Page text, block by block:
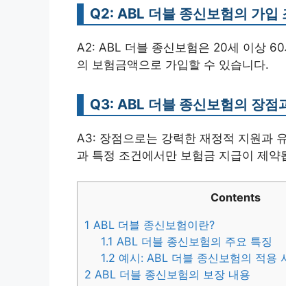
Q2: ABL 더블 종신보험의 가입
A2: ABL 더블 종신보험은 20세 이상
의 보험금액으로 가입할 수 있습니다.
Q3: ABL 더블 종신보험의 장점
A3: 장점으로는 강력한 재정적 지원과
과 특정 조건에서만 보험금 지급이 제약
Contents
1 ABL 더블 종신보험이란?
1.1 ABL 더블 종신보험의 주요 특징
1.2 예시: ABL 더블 종신보험의 적용
2 ABL 더블 종신보험의 보장 내용